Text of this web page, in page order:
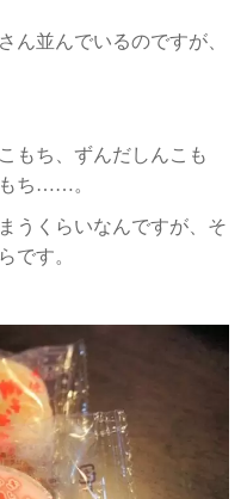
ん並んでいるのですが、
もち、ずんだしんこも
ち……。
うくらいなんですが、そ
です。